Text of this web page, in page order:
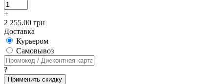
+
2 255.00 грн
Доставка
Курьером
Cамовывоз
?
Применить скидку